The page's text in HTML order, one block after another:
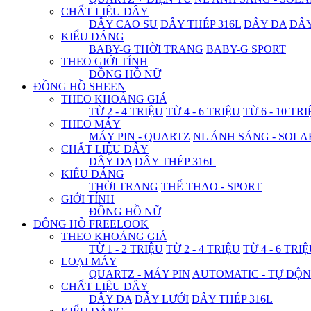
CHẤT LIỆU DÂY
DÂY CAO SU DÂY THÉP 316L DÂY DA
KIỂU DÁNG
BABY-G THỜI TRANG BABY-G SPORT
THEO GIỚI TÍNH
ĐỒNG HỒ NỮ
ĐỒNG HỒ SHEEN
THEO KHOẢNG GIÁ
TỪ 2 - 4 TRIỆU TỪ 4 - 6 TRIỆU TỪ 6 - 10
THEO MÁY
MÁY PIN - QUARTZ NL ÁNH SÁNG -
CHẤT LIỆU DÂY
DÂY DA DÂY THÉP 316L
KIỂU DÁNG
THỜI TRANG THỂ THAO - SPORT
GIỚI TÍNH
ĐỒNG HỒ NỮ
ĐỒNG HỒ FREELOOK
THEO KHOẢNG GIÁ
TỪ 1 - 2 TRIỆU TỪ 2 - 4 TRIỆU TỪ 4 - 6
LOẠI MÁY
QUARTZ - MÁY PIN AUTOMATIC - TỰ
CHẤT LIỆU DÂY
DÂY DA DÂY LƯỚI DÂY THÉP 316L